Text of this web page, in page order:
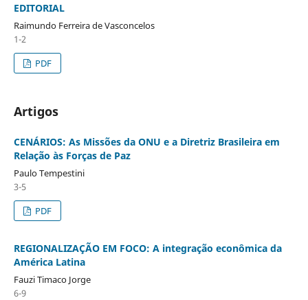
EDITORIAL
Raimundo Ferreira de Vasconcelos
1-2
PDF
Artigos
CENÁRIOS: As Missões da ONU e a Diretriz Brasileira em
Relação às Forças de Paz
Paulo Tempestini
3-5
PDF
REGIONALIZAÇÃO EM FOCO: A integração econômica da
América Latina
Fauzi Timaco Jorge
6-9